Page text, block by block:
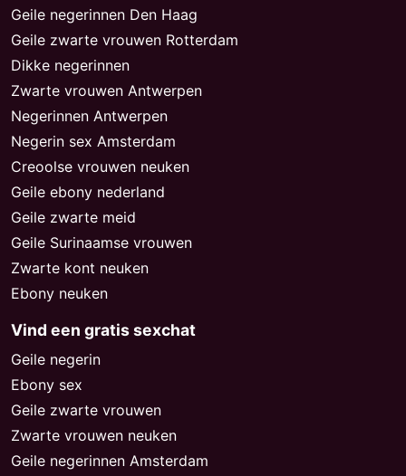
Geile negerinnen Den Haag
Geile zwarte vrouwen Rotterdam
Dikke negerinnen
Zwarte vrouwen Antwerpen
Negerinnen Antwerpen
Negerin sex Amsterdam
Creoolse vrouwen neuken
Geile ebony nederland
Geile zwarte meid
Geile Surinaamse vrouwen
Zwarte kont neuken
Ebony neuken
Vind een gratis sexchat
Geile negerin
Ebony sex
Geile zwarte vrouwen
Zwarte vrouwen neuken
Geile negerinnen Amsterdam